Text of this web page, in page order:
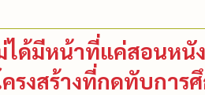
ม่ได้มีหน้าที่แค่สอนหนั
ครงสร้างที่กดทับการ